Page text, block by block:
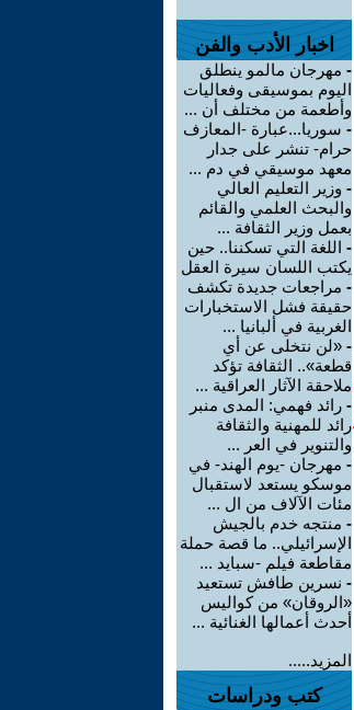
اخبار الأدب والفن
- مهرجان مالمو ينطلق
اليوم بموسيقى وفعاليات
وأطعمة من مختلف أن ...
- سوريا...عبارة -المعازف
حرام- تنشر على جدار
معهد موسيقي في دم ...
- وزير التعليم العالي
والبحث العلمي والقائم
بعمل وزير الثقافة ...
- اللغة التي تسكننا.. حين
يكتب اللسان سيرة العقل
- مراجعات جديدة تكشف
حقيقة فشل الاستخبارات
الغربية في ألبانيا ...
- «لن نتخلى عن أي
قطعة».. الثقافة تؤكد
ملاحقة الآثار العراقية ...
- رائد فهمي: المدى منبر
رائد للمهنية والثقافة
والتنوير في العر ...
- مهرجان -يوم الهند- في
موسكو يستعد لاستقبال
مئات الآلاف من ال ...
- منتجه خدم بالجيش
الإسرائيلي.. ما قصة حملة
مقاطعة فيلم -سبايد ...
- نسرين طافش تستعيد
«الروقان» من كواليس
أحدث أعمالها الغنائية ...
المزيد.....
كتب ودراسات